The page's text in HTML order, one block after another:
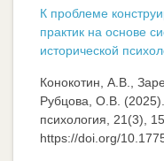
К проблеме
практик на основе
исторической
Конокотин, А.В.,
Рубцова, О.В. (2025).
психология, 21(3),
https://doi.org/